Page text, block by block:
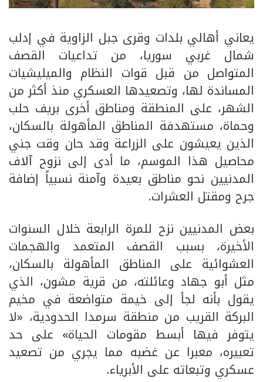
يعاني أهالي بلدات وقرى جبل الزاوية في إدلب
شمال غربي سوريا، من تداعيات القصف
المتواصل من قبل قوات النظام والميليشيات
المساندة لها، وتصعيدها العسكري منذ أكثر من
الشهر، على المنطقة ومناطق أخرى بريف حلب
وحماة، مستهدفة المناطق المأهولة بالسكان،
الذين يعيشون على الزراعة وقد حان وقت جني
محاصيل هذا الموسم، ما أدى إلى نزوح آلاف
المدنيين نحو مناطق بعيدة وآمنة نسبياً إضافة
جرح ومقتل العشرات.
بعض المدنيين نزح للمرة الرابعة خلال السنوات
الأخيرة، بسبب القصف المتعمد والهجمات
العشوائية على المناطق المأهولة بالسكان،
مثل أبو جهاد وعائلته، من قرية مشون، الذي
يقول بأنه لجأ إلى خيمة متواضعة في مخيم
البركة القريب من منطقة سرمدا الحدودية، «لا
يتوفر فيها أبسط مقومات الحياة» على حد
تعبيره، معبرا عن غضبه مما يجري من تصعيد
عسكري وتبعاته على الأبرياء.